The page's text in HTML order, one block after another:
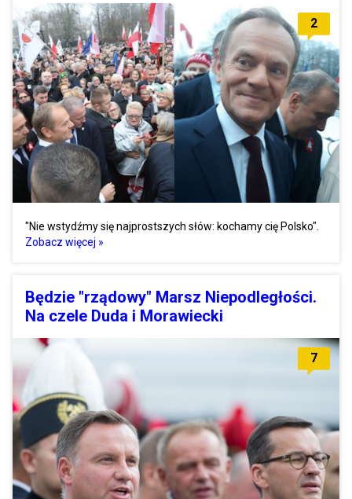
2
"Nie wstydźmy się najprostszych słów: kochamy cię Polsko".
Zobacz więcej »
Będzie "rządowy" Marsz Niepodległości.
Na czele Duda i Morawiecki
7